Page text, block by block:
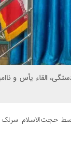
القاء یأس و
حجت‌الاسلام سرلک